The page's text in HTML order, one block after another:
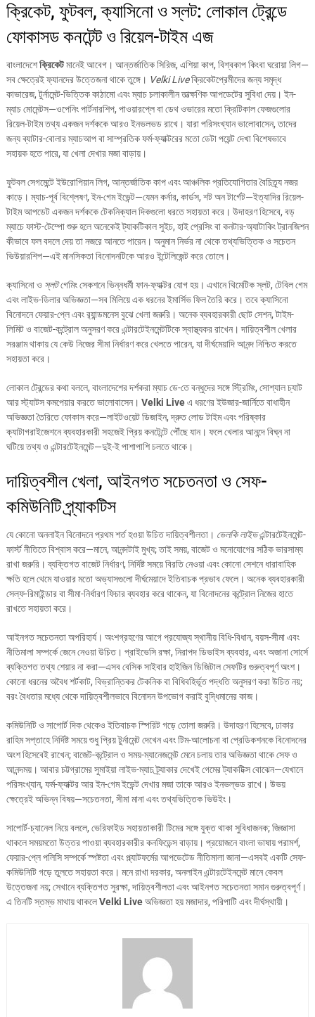
ক্রিকেট, ফুটবল, ক্যাসিনো ও স্লট: লোকাল ট্রেন্ডে
ফোকাসড কনটেন্ট ও রিয়েল-টাইম এজ
বাংলাদেশেক্রিকেটমানেই আবেগ। আন্তর্জাতিক সিরিজ, এশিয়া কাপ, বিশ্বকাপ কিংবা ঘরোয়া লিগ—
সব ক্ষেত্রেই ফ্যানদের উত্তেজনা থাকে তুঙ্গে। Velki Liveক্রিকেটপ্রেমীদের জন্য সমৃদ্ধ
কাভারেজ, টুর্নামেন্ট-ভিত্তিক কাঠামো এবং ম্যাচ চলাকালীন তাত্ক্ষণিক আপডেটের সুবিধা দেয়। ইন-
ম্যাচ মোমেন্টস—ওপেনিং পার্টনারশিপ, পাওয়ারপ্লে বা ডেথ ওভারের মতো ক্রিটিকাল ফেজগুলোর
রিয়েল-টাইম তথ্য একজন দর্শককে আরও ইনভলভড রাখে। যারা পরিসংখ্যান ভালোবাসেন, তাদের
জন্য ব্যাটার-বোলার ম্যাচআপ বা সাম্প্রতিক ফর্ম-ফ্যাক্টরের মতো ডেটা পয়েন্ট দেখা বিশেষভাবে
সহায়ক হতে পারে, যা খেলা দেখার মজা বাড়ায়।
ফুটবল সেগমেন্টে ইউরোপিয়ান লিগ, আন্তর্জাতিক কাপ এবং আঞ্চলিক প্রতিযোগিতার বৈচিত্র্য নজর
কাড়ে। ম্যাচ-পূর্ব বিশ্লেষণ, ইন-গেম ইভেন্ট—যেমন কর্নার, কার্ডস, শট অন টার্গেট—ইত্যাদির রিয়েল-
টাইম আপডেট একজন দর্শককে টেকনিক্যাল দিকগুলো ধরতে সহায়তা করে। উদাহরণ হিসেবে, বড়
ম্যাচে ফাস্ট-টেম্পো শুরু হলে অনেকেই ট্যাকটিকাল সুইচ, হাই প্রেসিং বা কনটার-অ্যাটাকিং ট্রানজিশন
কীভাবে ফল বদলে দেয় তা নজরে আনতে পারেন। অনুমান নির্ভর না থেকে তথ্যভিত্তিক ও সচেতন
ভিউয়ারশিপ—এই মানসিকতা বিনোদনটিকে আরও ইন্টেলিজেন্ট করে তোলে।
ক্যাসিনো ও স্লটগেমিং সেকশনে ভিন্নধর্মী ফান-ফ্যাক্টর যোগ হয়। এখানে থিমেটিক স্লট, টেবিল গেম
এবং লাইভ-ডিলার অভিজ্ঞতা—সব মিলিয়ে এক ধরনের ইমার্সিভ ফিল তৈরি করে। তবে ক্যাসিনো
বিনোদনে ফেয়ার-প্লে এবং র‍্যান্ডমনেস বুঝে খেলা জরুরি। অনেক ব্যবহারকারী ছোট সেশন, টাইম-
লিমিট ও বাজেট-কন্ট্রোল অনুসরণ করে এন্টারটেইনমেন্টটিকে স্বাস্থ্যকর রাখেন। দায়িত্বশীল খেলার
সরঞ্জাম থাকায় যে কেউ নিজের সীমা নির্ধারণ করে খেলতে পারেন, যা দীর্ঘমেয়াদি আনন্দ নিশ্চিত করতে
সহায়তা করে।
লোকাল ট্রেন্ডের কথা বললে, বাংলাদেশের দর্শকরা ম্যাচ ডে-তে বন্ধুদের সঙ্গে স্ট্রিমিং, সোশ্যাল চ্যাট
আর স্ট্যাটস কমপেয়ার করতে ভালোবাসেন। Velki Liveএ ধরণের ইউজার-জার্নিতে বাধাহীন
অভিজ্ঞতা তৈরিতে ফোকাস করে—লাইটওয়েট ডিজাইন, দ্রুত লোড টাইম এবং পরিষ্কার
ক্যাটাগরাইজেশনে ব্যবহারকারী সহজেই প্রিয় কনটেন্টে পৌঁছে যান। ফলে খেলার আনন্দে বিঘ্ন না
ঘটিয়ে তথ্য ও এন্টারটেইনমেন্ট—দুই-ই পাশাপাশি চলতে থাকে।
দায়িত্বশীল খেলা, আইনগত সচেতনতা ও সেফ-
কমিউনিটি প্র্যাকটিস
যে কোনো অনলাইন বিনোদনে প্রথম শর্ত হওয়া উচিত দায়িত্বশীলতা। ভেলকি লাইভএন্টারটেইনমেন্ট-
ফার্স্ট নীতিতে বিশ্বাস করে—মানে, আনন্দটাই মুখ্য; তাই সময়, বাজেট ও মনোযোগের সঠিক ভারসাম্য
রাখা জরুরি। ব্যক্তিগত বাজেট নির্ধারণ, নির্দিষ্ট সময়ে বিরতি নেওয়া এবং কোনো সেশনে ধারাবাহিক
ক্ষতি হলে থেমে যাওয়ার মতো অভ্যাসগুলো দীর্ঘমেয়াদে ইতিবাচক প্রভাব ফেলে। অনেক ব্যবহারকারী
সেল্ফ-রিমাইন্ডার বা সীমা-নির্ধারণ ফিচার ব্যবহার করে থাকেন, যা বিনোদনের কন্ট্রোল নিজের হাতে
রাখতে সহায়তা করে।
আইনগত সচেতনতা অপরিহার্য। অংশগ্রহণের আগে প্রযোজ্য স্থানীয় বিধি-বিধান, বয়স-সীমা এবং
নীতিমালা সম্পর্কে জেনে নেওয়া উচিত। প্রাইভেসি রক্ষা, নিরাপদ ডিভাইস ব্যবহার, এবং অজানা সোর্সে
ব্যক্তিগত তথ্য শেয়ার না করা—এসব বেসিক সাইবার হাইজিন ডিজিটাল সেফটির গুরুত্বপূর্ণ অংশ।
কোনো ধরনের অবৈধ শর্টকাট, বিভ্রান্তিকর টেকনিক বা বিধিবহির্ভূত পদ্ধতি অনুসরণ করা উচিত নয়;
বরং বৈধতার মধ্যে থেকে দায়িত্বশীলভাবে বিনোদন উপভোগ করাই বুদ্ধিমানের কাজ।
কমিউনিটি ও সাপোর্ট দিক থেকেও ইতিবাচক স্পিরিট গড়ে তোলা জরুরি। উদাহরণ হিসেবে, ঢাকার
রাহিম সপ্তাহে নির্দিষ্ট সময়ে শুধু প্রিয় টুর্নামেন্ট দেখেন এবং টিম-আলোচনা বা প্রেডিকশনকে বিনোদনের
অংশ হিসেবেই রাখেন; বাজেট-কন্ট্রোল ও সময়-ম্যানেজমেন্ট মেনে চলায় তার অভিজ্ঞতা থাকে সেফ ও
আনন্দময়। আবার চট্টগ্রামের সুমাইয়া লাইভ-ম্যাচ ট্র্যাকার দেখেই গেমের ট্যাকটিক্স বোঝেন—যেখানে
পরিসংখ্যান, ফর্ম-ফ্যাক্টর আর ইন-গেম ইভেন্ট দেখার মজা তাকে আরও ইনভল্ভড রাখে। উভয়
ক্ষেত্রেই অভিন্ন বিষয়—সচেতনতা, সীমা মানা এবং তথ্যভিত্তিক ভিউইং।
সাপোর্ট-চ্যানেল নিয়ে বললে, ভেরিফাইড সহায়তাকারী টিমের সঙ্গে যুক্ত থাকা সুবিধাজনক; জিজ্ঞাসা
থাকলে সময়মতো উত্তর পাওয়া ব্যবহারকারীর কনফিডেন্স বাড়ায়। প্রয়োজনে বাংলা ভাষায় পরামর্শ,
ফেয়ার-প্লে পলিসি সম্পর্কে স্পষ্টতা এবং প্ল্যাটফর্মের আপডেটেড নীতিমালা জানা—এসবই একটি সেফ-
কমিউনিটি গড়ে তুলতে সহায়তা করে। মনে রাখা দরকার, অনলাইন এন্টারটেইনমেন্ট মানে কেবল
উত্তেজনা নয়; সেখানে ব্যক্তিগত সুরক্ষা, দায়িত্বশীলতা এবং আইনগত সচেতনতা সমান গুরুত্বপূর্ণ।
এ তিনটি স্তম্ভ মাথায় থাকলেVelki Liveঅভিজ্ঞতা হয় মজাদার, পরিপাটি এবং দীর্ঘস্থায়ী।